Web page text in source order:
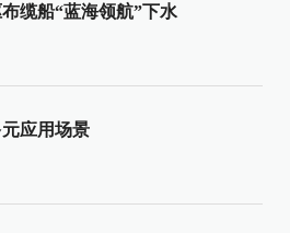
缆船“蓝海领航”下水
应用场景